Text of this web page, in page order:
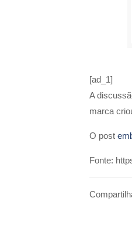
[ad_1]
A
marca
O post
Fonte: